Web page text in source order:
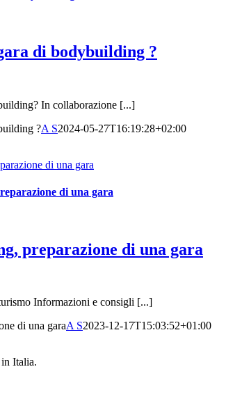
di bodybuilding ?
In collaborazione [...]
?A S2024-05-27T16:19:28+02:00
di una gara
di una gara
preparazione di una gara
Informazioni e consigli [...]
di una garaA S2023-12-17T15:03:52+01:00
Italia.